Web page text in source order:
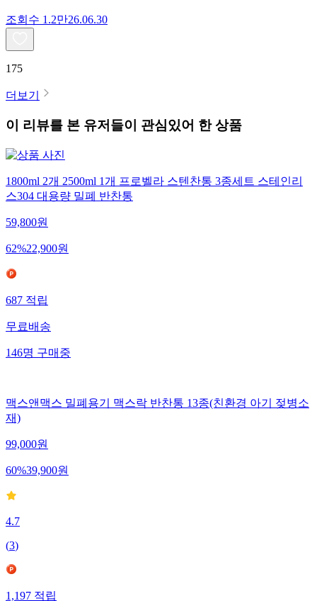
조회수 1.2만26.06.30
175
더보기
이 리뷰를 본 유저들이 관심있어 한 상품
1800ml 2개 2500ml 1개 프로벨라 스텐찬통 3종세트 스테인리
스304 대용량 밀폐 반찬통
59,800원
62%22,900원
687 적립
무료배송
146명 구매중
맥스앤맥스 밀폐용기 맥스락 반찬통 13종(친환경 아기 젖병소
재)
99,000원
60%39,900원
4.7
(3)
1,197 적립